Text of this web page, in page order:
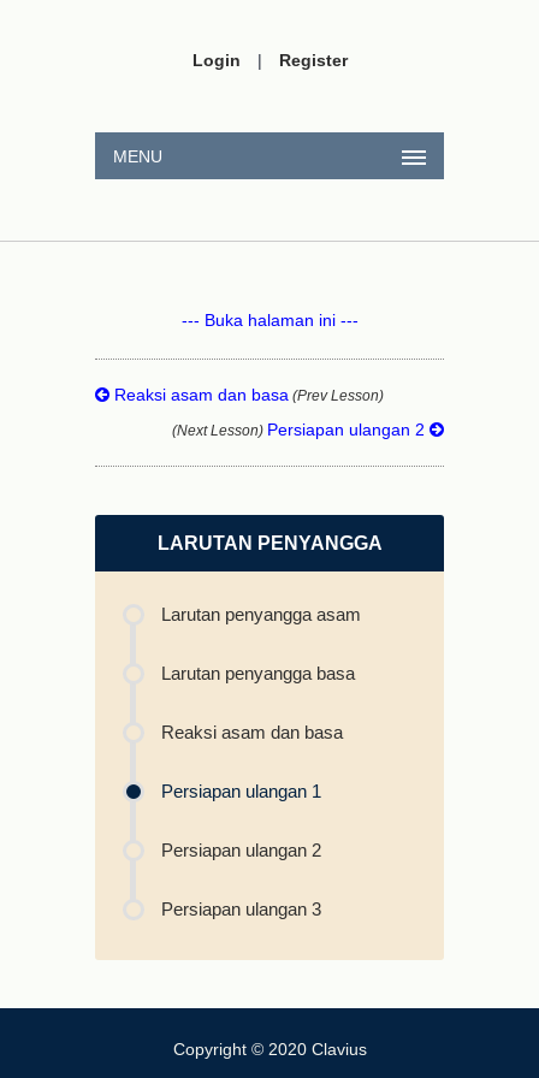
Login | Register
MENU
--- Buka halaman ini ---
Reaksi asam dan basa (Prev Lesson)
(Next Lesson) Persiapan ulangan 2
LARUTAN PENYANGGA
Larutan penyangga asam
Larutan penyangga basa
Reaksi asam dan basa
Persiapan ulangan 1
Persiapan ulangan 2
Persiapan ulangan 3
Copyright © 2020 Clavius